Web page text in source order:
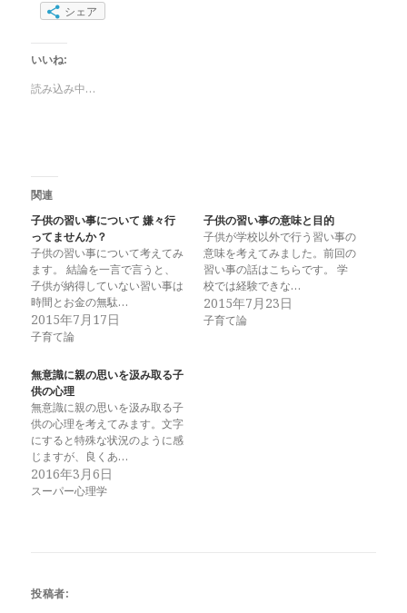
シェア
いいね:
読み込み中…
関連
子供の習い事について 嫌々行
ってませんか？
子供の習い事について考えてみ
ます。 結論を一言で言うと、
子供が納得していない習い事は
時間とお金の無駄…
2015年7月17日
子育て論
子供の習い事の意味と目的
子供が学校以外で行う習い事の
意味を考えてみました。前回の
習い事の話はこちらです。 学
校では経験できな…
2015年7月23日
子育て論
無意識に親の思いを汲み取る子
供の心理
無意識に親の思いを汲み取る子
供の心理を考えてみます。文字
にすると特殊な状況のように感
じますが、良くあ…
2016年3月6日
スーパー心理学
投稿者: